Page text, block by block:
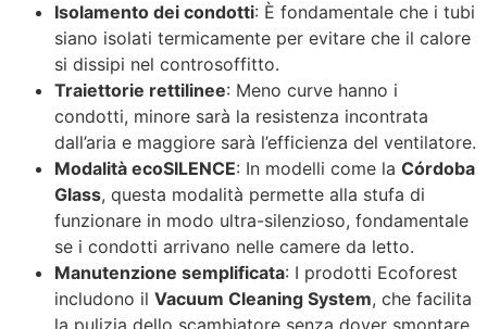
Isolamento dei condotti: È fondamentale che i tubi
siano isolati termicamente per evitare che il calore
si dissipi nel controsoffitto.
Traiettorie rettilinee: Meno curve hanno i
condotti, minore sarà la resistenza incontrata
dall’aria e maggiore sarà l’efficienza del ventilatore.
Modalità ecoSILENCE: In modelli come la Córdoba
Glass, questa modalità permette alla stufa di
funzionare in modo ultra-silenzioso, fondamentale
se i condotti arrivano nelle camere da letto.
Manutenzione semplificata: I prodotti Ecoforest
includono il Vacuum Cleaning System, che facilita